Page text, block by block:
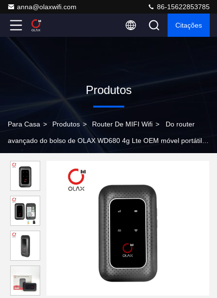
anna@olaxwifi.com 86-15622853785
Citações
Produtos
Para Casa > Produtos > Router De MIFI Wifi > Do router
avançado do bolso de OLAX WD680 4g Lte OEM móvel portátil